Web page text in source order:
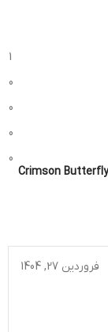
1
0
0
0
0
فروردین 27, 1404